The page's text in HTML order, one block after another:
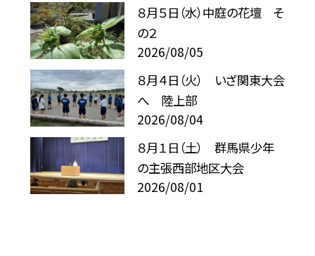
８月５日（水）中庭の花壇 そ
の２
2026/08/05
８月４日（火） いざ関東大会
へ 陸上部
2026/08/04
８月１日（土） 群馬県少年
の主張西部地区大会
2026/08/01